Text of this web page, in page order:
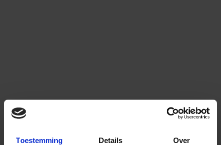
Toestemming Details Over